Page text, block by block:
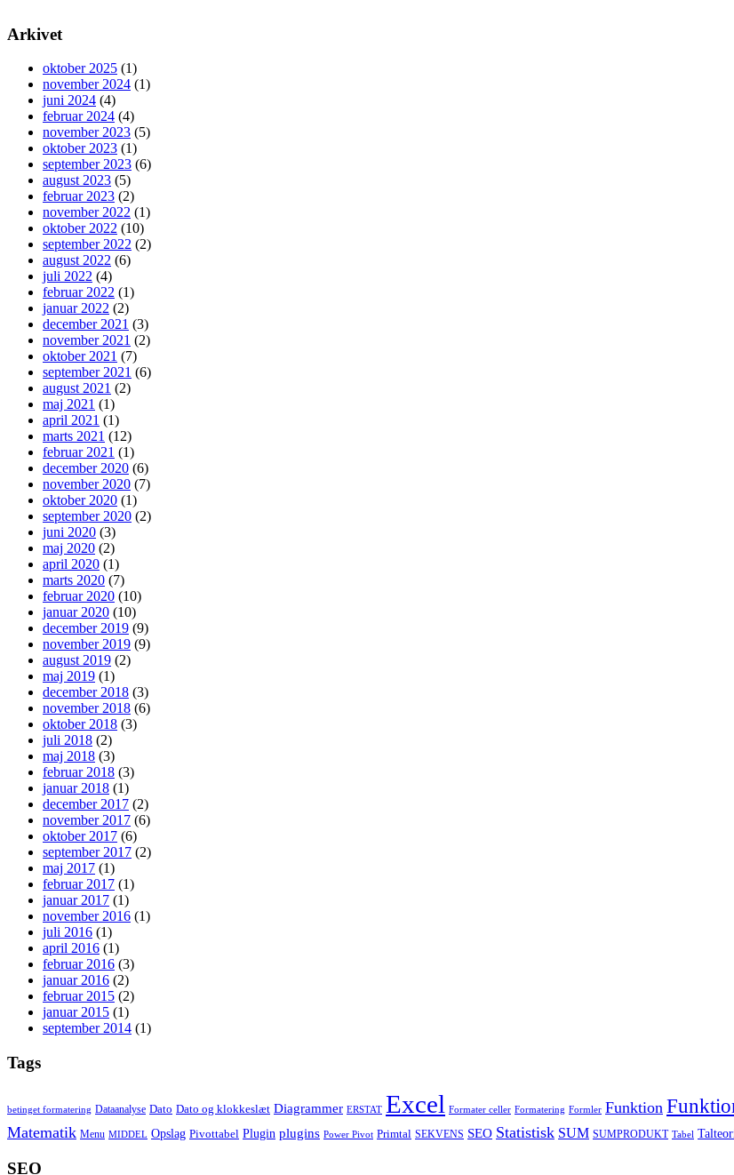
Arkivet
oktober 2025 (1)
november 2024 (1)
juni 2024 (4)
februar 2024 (4)
november 2023 (5)
oktober 2023 (1)
september 2023 (6)
august 2023 (5)
februar 2023 (2)
november 2022 (1)
oktober 2022 (10)
september 2022 (2)
august 2022 (6)
juli 2022 (4)
februar 2022 (1)
januar 2022 (2)
december 2021 (3)
november 2021 (2)
oktober 2021 (7)
september 2021 (6)
august 2021 (2)
maj 2021 (1)
april 2021 (1)
marts 2021 (12)
februar 2021 (1)
december 2020 (6)
november 2020 (7)
oktober 2020 (1)
september 2020 (2)
juni 2020 (3)
maj 2020 (2)
april 2020 (1)
marts 2020 (7)
februar 2020 (10)
januar 2020 (10)
december 2019 (9)
november 2019 (9)
august 2019 (2)
maj 2019 (1)
december 2018 (3)
november 2018 (6)
oktober 2018 (3)
juli 2018 (2)
maj 2018 (3)
februar 2018 (3)
januar 2018 (1)
december 2017 (2)
november 2017 (6)
oktober 2017 (6)
september 2017 (2)
maj 2017 (1)
februar 2017 (1)
januar 2017 (1)
november 2016 (1)
juli 2016 (1)
april 2016 (1)
februar 2016 (3)
januar 2016 (2)
februar 2015 (2)
januar 2015 (1)
september 2014 (1)
Tags
betinget formatering Dataanalyse Dato Dato og klokkeslæt Diagrammer ERSTAT Excel Formater celler Formatering Formler Funktion
Matematik Menu MIDDEL Opslag Pivottabel Plugin plugins Power Pivot Primtal SEKVENS SEO Statistisk SUM SUMPRODUKT Tabel
SEO